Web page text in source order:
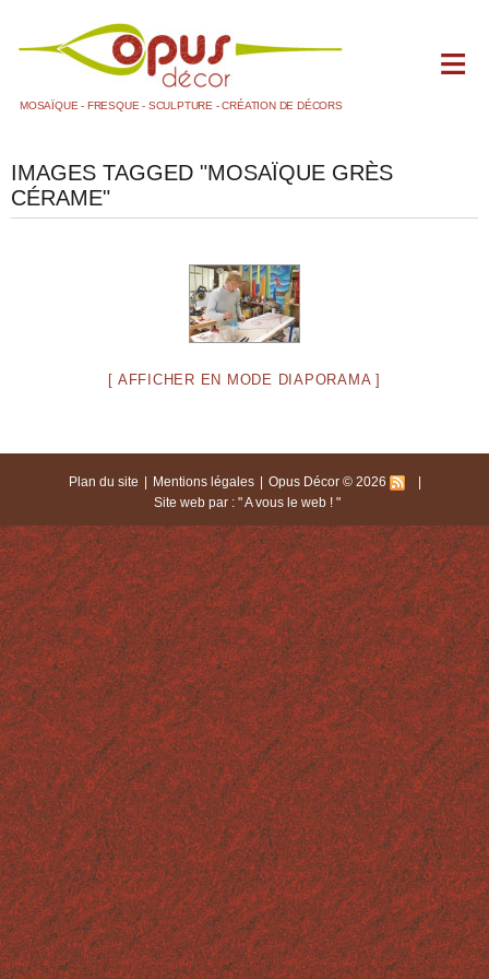
MOSAÏQUE - FRESQUE - SCULPTURE - CRÉATION DE DÉCORS
BLOG
DOMAINES D'ACTIVITÉS
1 SALLE DE BAIN
LES FACTICES ALIMENTAIRES
TECHNIQUES ET MATÉRIAUX
+
CONTACT
IMAGES TAGGED "MOSAÏQUE GRÈS
CÉRAME"
[ AFFICHER EN MODE DIAPORAMA ]
Plan du site Mentions légales
Opus Décor © 2026
Site web par : "A vous le web ! "